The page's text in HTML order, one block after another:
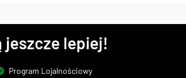
lepiej!
Program Lojalnościowy